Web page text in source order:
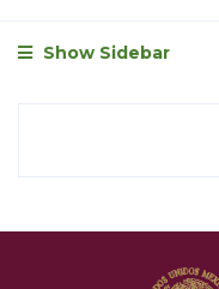
Show Sidebar